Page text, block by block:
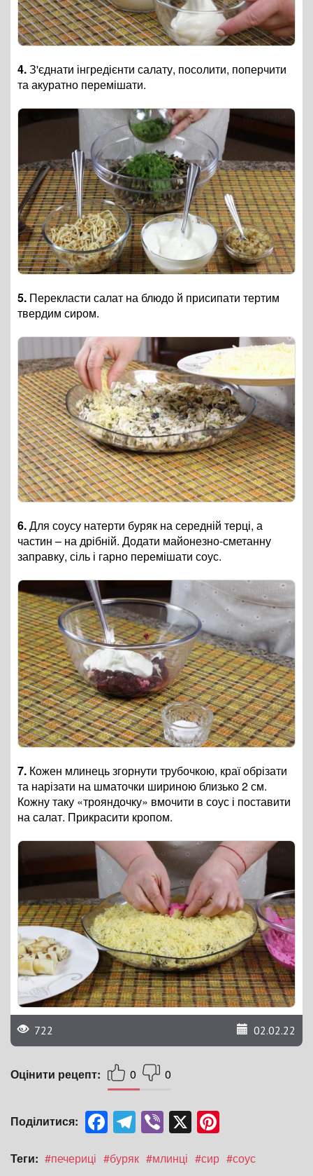
4.З'єднати інгредієнти салату, посолити, поперчити
та акуратно перемішати.
5. Перекласти салат на блюдо й присипати тертим
твердим сиром.
6.Для соусу натерти буряк на середній терці, а
частин – на дрібній. Додати майонезно-сметанну
заправку, сіль і гарно перемішати соус.
7. Кожен млинець згорнути трубочкою, краї обрізати
та нарізати на шматочки шириною близько 2 см.
Кожну таку «трояндочку» вмочити в соус і поставити
на салат. Прикрасити кропом.
722 02.02.22
Оцінити рецепт: 0 0
Поділитися: FacebookTelegramViber X
Теги: #печериці #буряк #млинці #сир #соус